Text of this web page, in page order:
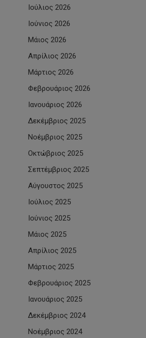
Ιούλιος 2026
Ιούνιος 2026
Μάιος 2026
Απρίλιος 2026
Μάρτιος 2026
Φεβρουάριος 2026
Ιανουάριος 2026
Δεκέμβριος 2025
Νοέμβριος 2025
Οκτώβριος 2025
Σεπτέμβριος 2025
Αύγουστος 2025
Ιούλιος 2025
Ιούνιος 2025
Μάιος 2025
Απρίλιος 2025
Μάρτιος 2025
Φεβρουάριος 2025
Ιανουάριος 2025
Δεκέμβριος 2024
Νοέμβριος 2024